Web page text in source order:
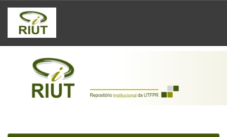
Skip
navigation